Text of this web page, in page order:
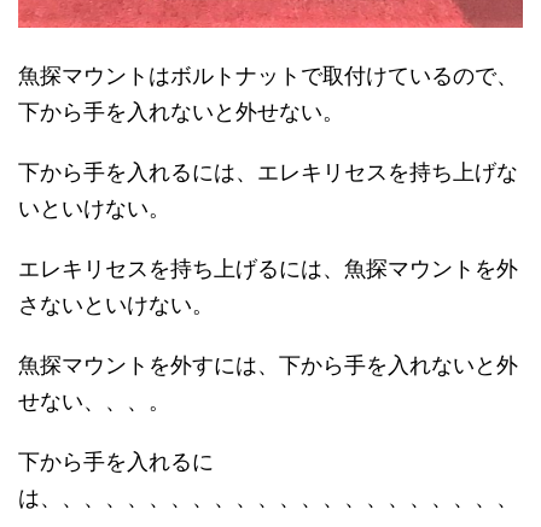
魚探マウントはボルトナットで取付けているので、
下から手を入れないと外せない。
下から手を入れるには、エレキリセスを持ち上げな
いといけない。
エレキリセスを持ち上げるには、魚探マウントを外
さないといけない。
魚探マウントを外すには、下から手を入れないと外
せない、、、。
下から手を入れるに
は、、、、、、、、、、、、、、、、、、、、、、